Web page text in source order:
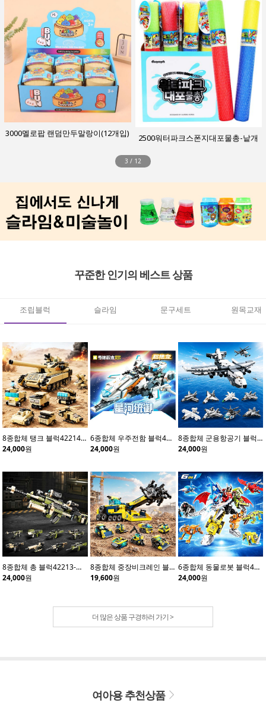
3000멜로팝 랜덤만두말랑이(12개입) 2500워터파크스폰지대포물총-낱개
3 / 12
꾸준한 인기의 베스트 상품
조립블럭 슬라임 문구세트 원목교재
8종합체 탱크 블럭42214(8개입)
24,000원
6종합체 우주전함 블럭41113(6개입)
24,000원
8종합체 군용항공기 블럭42212(8개입)
24,000원
8종합체 총 블럭42213-카키(8개입)
24,000원
8종합체 중장비크레인 블럭42210(8개입)
19,600원
6종합체 동물로봇 블럭41114(6개입)
24,000원
더 많은 상품 구경하러 가기 >
여아용 추천상품